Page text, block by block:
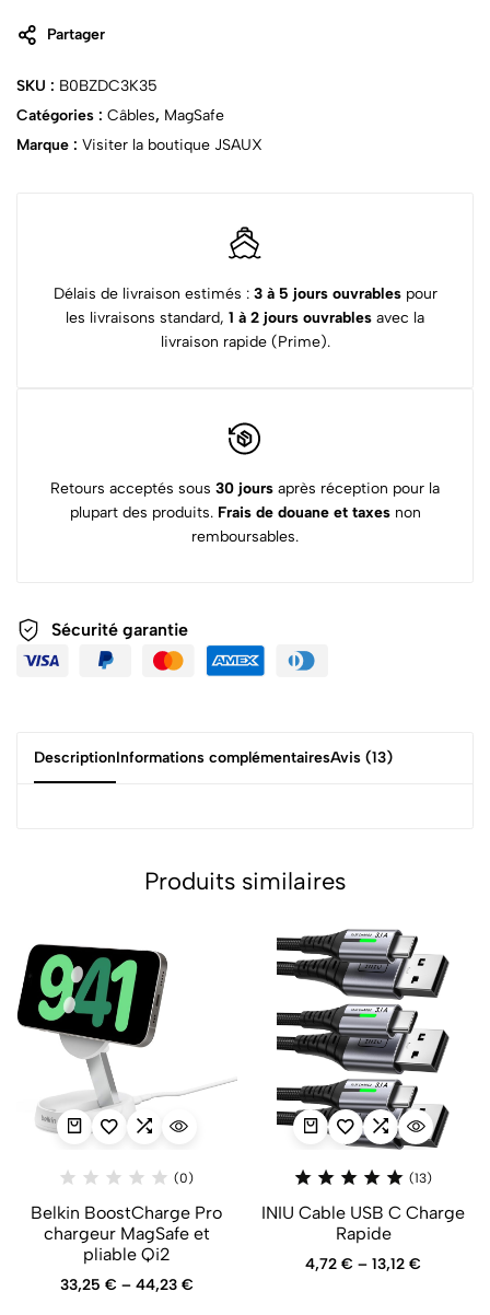
Partager
SKU : B0BZDC3K35
Catégories : Câbles, MagSafe
Marque : Visiter la boutique JSAUX
Délais de livraison estimés : 3 à 5 jours ouvrablespour
les livraisons standard, 1 à 2 jours ouvrables avec la
livraison rapide (Prime).
Retours acceptés sous 30 jours après réception pour la
plupart des produits. Frais de douane et taxesnon
remboursables.
Sécurité garantie
DescriptionInformations complémentairesAvis (13)
Produits similaires
(0)
Belkin BoostCharge Pro
chargeur MagSafe et
pliable Qi2
33,25 € – 44,23 €
(13)
INIU Cable USB C Charge
Rapide
4,72€ –13,12€